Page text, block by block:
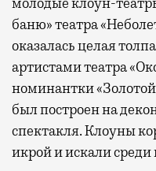
баню» театра
оказалась целая
артистами театра
номинантки
был построен на
спектакля. Клоуны
икрой и искали